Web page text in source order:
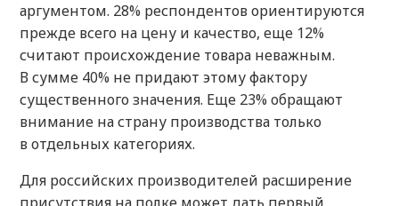
аргументом. 28% респондентов ориентируются
прежде всего на цену и качество, еще 12%
считают происхождение товара неважным.
В сумме 40% не придают этому фактору
существенного значения. Еще 23% обращают
внимание на страну производства только
в отдельных категориях.
Для российских производителей расширение